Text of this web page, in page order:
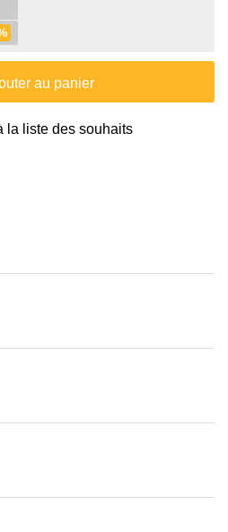
au panier
la liste des souhaits